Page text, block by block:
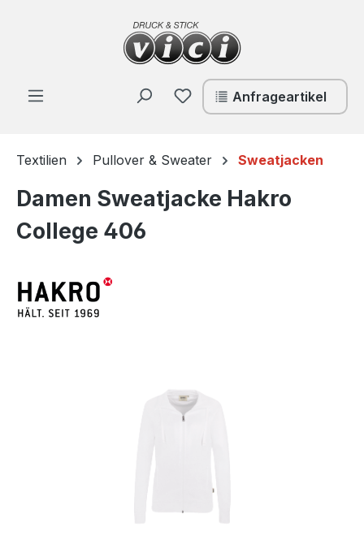
Zum Hauptinhalt springen
Du hast 0 Produkte auf
Anfrageartikel
Textilien Pullover & Sweater Sweatjacken
Damen Sweatjacke Hakro
College 406